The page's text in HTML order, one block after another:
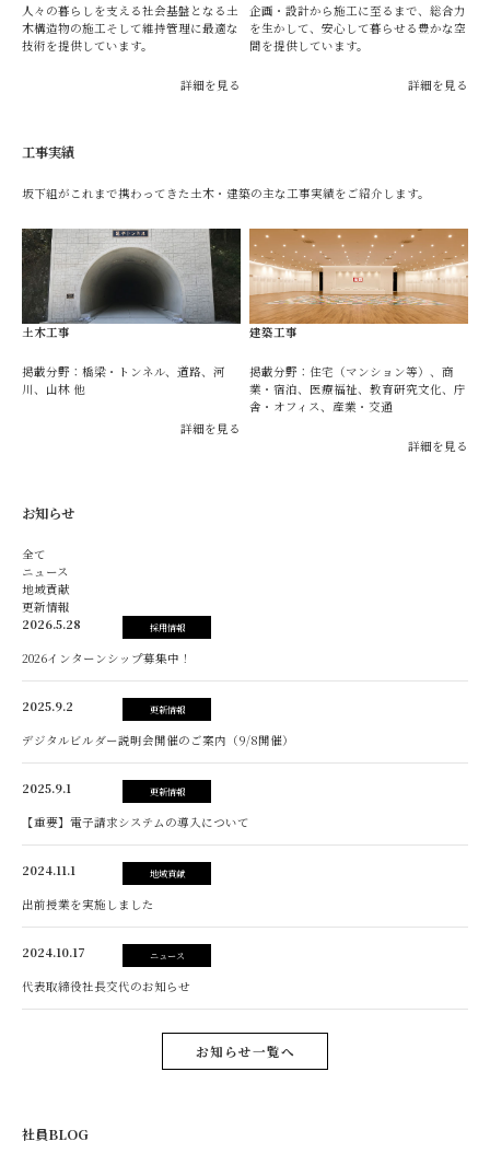
人々の暮らしを支える社会基盤となる土
木構造物の施工そして維持管理に最適な
技術を提供しています。
詳細を見る
企画・設計から施工に至るまで、総合力
を生かして、安心して暮らせる豊かな空
間を提供しています。
詳細を見る
工事実績
坂下組がこれまで携わってきた土木・建築の主な工事実績をご紹介します。
土木工事
掲載分野：橋梁・トンネル、道路、河
川、山林 他
詳細を見る
建築工事
掲載分野：住宅（マンション等）、商
業・宿泊、医療福祉、教育研究文化、庁
舎・オフィス、産業・交通
詳細を見る
お知らせ
全て
ニュース
地域貢献
更新情報
2026.5.28
採用情報
2026インターンシップ募集中！
2025.9.2 更新情報
デジタルビルダー説明会開催のご案内（9/8開催）
2025.9.1 更新情報
【重要】電子請求システムの導入について
2024.11.1 地域貢献
出前授業を実施しました
2024.10.17 ニュース
代表取締役社長交代のお知らせ
お知らせ一覧へ
社員BLOG